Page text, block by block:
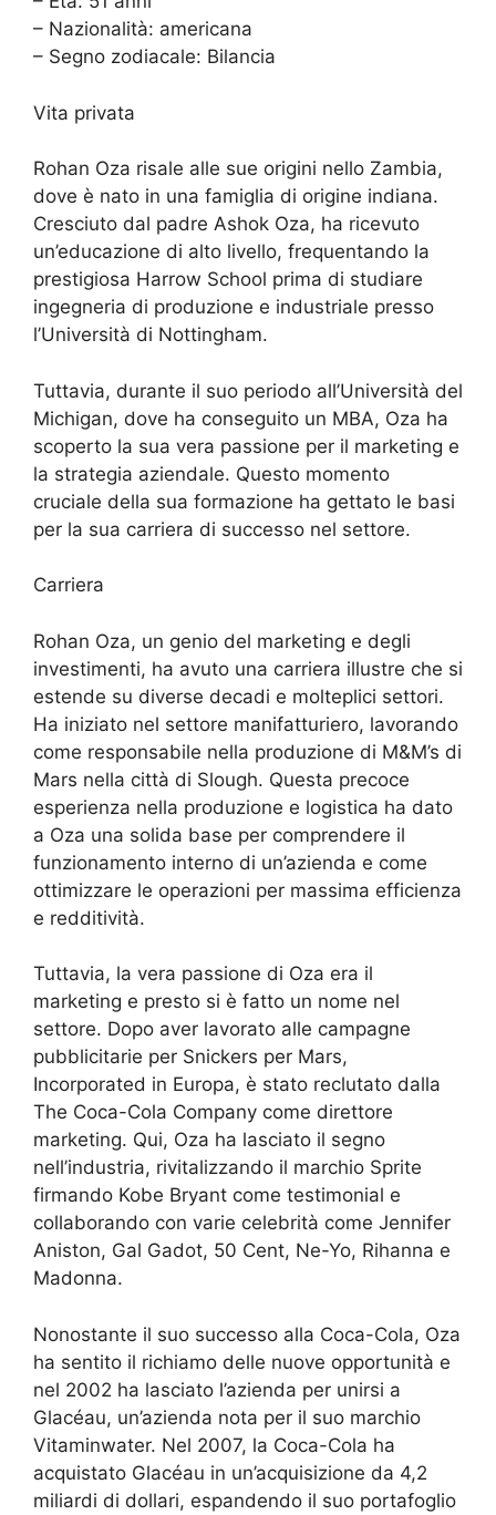
– Nazionalità: americana
– Segno zodiacale: Bilancia
Vita privata
Rohan Oza risale alle sue origini nello Zambia,
dove è nato in una famiglia di origine indiana.
Cresciuto dal padre Ashok Oza, ha ricevuto
un’educazione di alto livello, frequentando la
prestigiosa Harrow School prima di studiare
ingegneria di produzione e industriale presso
l’Università di Nottingham.
Tuttavia, durante il suo periodo all’Università del
Michigan, dove ha conseguito un MBA, Oza ha
scoperto la sua vera passione per il marketing e
la strategia aziendale. Questo momento
cruciale della sua formazione ha gettato le basi
per la sua carriera di successo nel settore.
Carriera
Rohan Oza, un genio del marketing e degli
investimenti, ha avuto una carriera illustre che si
estende su diverse decadi e molteplici settori.
Ha iniziato nel settore manifatturiero, lavorando
come responsabile nella produzione di M&M’s di
Mars nella città di Slough. Questa precoce
esperienza nella produzione e logistica ha dato
a Oza una solida base per comprendere il
funzionamento interno di un’azienda e come
ottimizzare le operazioni per massima efficienza
e redditività.
Tuttavia, la vera passione di Oza era il
marketing e presto si è fatto un nome nel
settore. Dopo aver lavorato alle campagne
pubblicitarie per Snickers per Mars,
Incorporated in Europa, è stato reclutato dalla
The Coca-Cola Company come direttore
marketing. Qui, Oza ha lasciato il segno
nell’industria, rivitalizzando il marchio Sprite
firmando Kobe Bryant come testimonial e
collaborando con varie celebrità come Jennifer
Aniston, Gal Gadot, 50 Cent, Ne-Yo, Rihanna e
Madonna.
Nonostante il suo successo alla Coca-Cola, Oza
ha sentito il richiamo delle nuove opportunità e
nel 2002 ha lasciato l’azienda per unirsi a
Glacéau, un’azienda nota per il suo marchio
Vitaminwater. Nel 2007, la Coca-Cola ha
acquistato Glacéau in un’acquisizione da 4,2
miliardi di dollari, espandendo il suo portafoglio